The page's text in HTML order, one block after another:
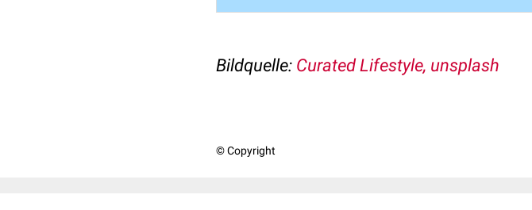
Bildquelle: Curated Lifestyle, unsplash
© Copyright